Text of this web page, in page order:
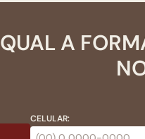
QUAL A
CELULAR: